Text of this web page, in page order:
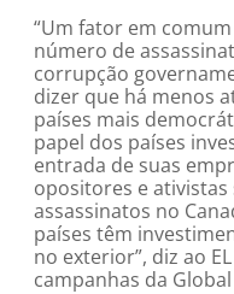
“Um fator em
número de
corrupção
dizer que há menos
países mais
papel dos países
entrada de suas
opositores e
assassinatos no
países têm
no exterior”, diz ao
campanhas da